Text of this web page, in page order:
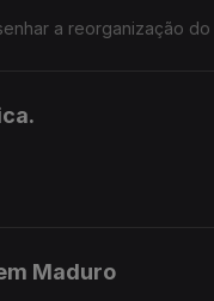
a reorganização do
Maduro